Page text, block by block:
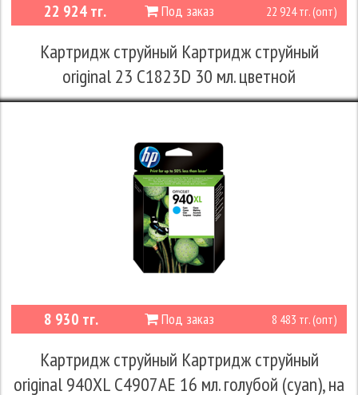
Под заказ
22 924 тг. 22 924 тг. (опт)
Картридж струйный Картридж струйный
original 23 C1823D 30 мл. цветной
Под заказ
8 930 тг. 8 483 тг. (опт)
Картридж струйный Картридж струйный
original 940XL C4907AE 16 мл. голубой (cyan), на